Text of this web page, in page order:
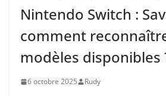
Nintendo Switch :
comment
modèles disponibles
6 octobre 2025 Rudy